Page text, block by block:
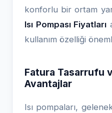
konforlu bir ortam
Isı Pompası Fiyatları
kullanım özelliği
Fatura Tasarrufu
Avantajlar
Isı pompaları,